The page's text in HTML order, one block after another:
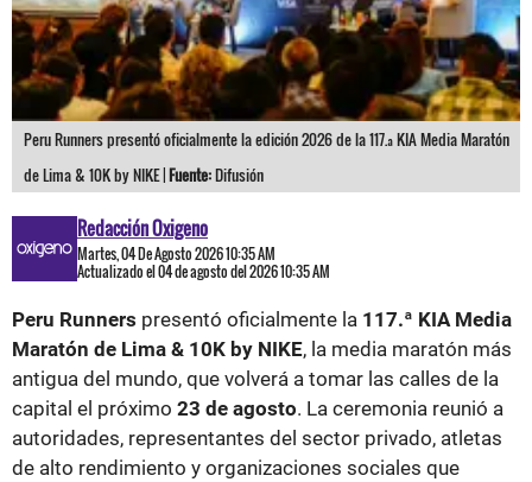
Peru Runners presentó oficialmente la edición 2026 de la 117.ª KIA Media Maratón
de Lima & 10K by NIKE |Fuente:Difusión
Redacción Oxigeno
Martes, 04 De Agosto 2026 10:35 AM
Actualizado el 04 de agosto del 2026 10:35 AM
Peru Runners presentó oficialmente la 117.ª KIA Media
Maratón de Lima & 10K by NIKE, la media maratón más
antigua del mundo, que volverá a tomar las calles de la
capital el próximo 23 de agosto. La ceremonia reunió a
autoridades, representantes del sector privado, atletas
de alto rendimiento y organizaciones sociales que